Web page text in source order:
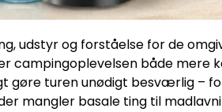
udstyr og forståelse for de
campingoplevelsen både mere
gøre turen unødigt besværlig –
mangler basale ting til